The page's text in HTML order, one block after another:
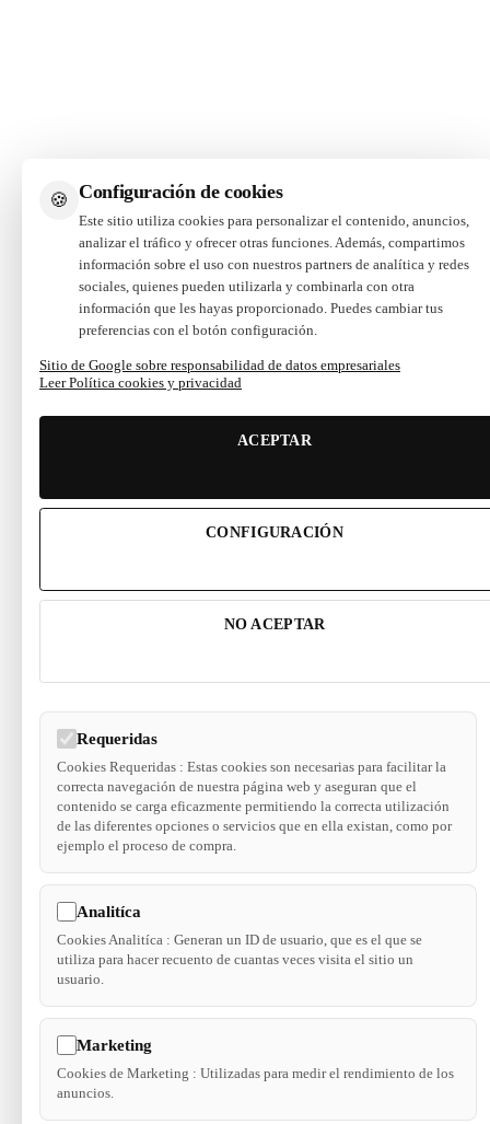
🍪 Configuración de cookies
Este sitio utiliza cookies para personalizar el contenido, anuncios,
analizar el tráfico y ofrecer otras funciones. Además, compartimos
información sobre el uso con nuestros partners de analítica y redes
sociales, quienes pueden utilizarla y combinarla con otra
información que les hayas proporcionado. Puedes cambiar tus
preferencias con el botón configuración.
Sitio de Google sobre responsabilidad de datos empresariales
Leer Política cookies y privacidad
ACEPTAR
CONFIGURACIÓN
NO ACEPTAR
Requeridas
Cookies Requeridas : Estas cookies son necesarias para facilitar la
correcta navegación de nuestra página web y aseguran que el
contenido se carga eficazmente permitiendo la correcta utilización
de las diferentes opciones o servicios que en ella existan, como por
ejemplo el proceso de compra.
Analitíca
Cookies Analitíca : Generan un ID de usuario, que es el que se
utiliza para hacer recuento de cuantas veces visita el sitio un
usuario.
Marketing
Cookies de Marketing : Utilizadas para medir el rendimiento de los
anuncios.